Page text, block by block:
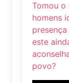
Tomou o
homens
este
povo?